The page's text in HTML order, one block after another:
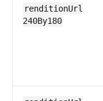
renditionUrl​
240By180